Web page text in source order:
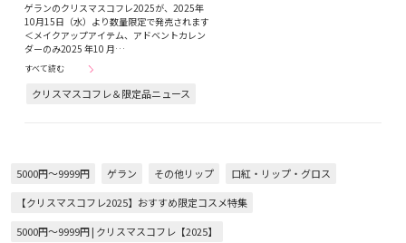
ゲランのクリスマスコフレ2025が、2025年
10月15日（水）より数量限定で発売されます
＜メイクアップアイテム、アドベントカレン
ダーのみ2025 年10 月…
すべて読む
クリスマスコフレ＆限定品ニュース
5000円～9999円 ゲラン その他リップ
口紅・リップ・グロス
【クリスマスコフレ2025】おすすめ限定コスメ特集
5000円～9999円 | クリスマスコフレ【2025】